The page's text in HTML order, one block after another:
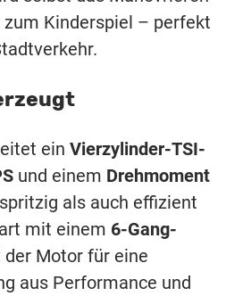
Kinderspiel – perfekt
ein Vierzylinder-TSI-
und einem Drehmoment
als auch effizient
mit einem 6-Gang-
der Motor für eine
aus Performance und